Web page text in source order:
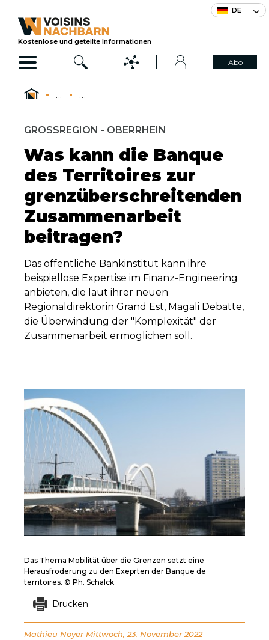
DE
Kostenlose und geteilte Informationen
Abo
... ...
GROSSREGION - OBERRHEIN
Was kann die Banque
des Territoires zur
grenzüberschreitenden
Zusammenarbeit
beitragen?
Das öffentliche Bankinstitut kann ihre
beispiellose Expertise im Finanz-Engineering
anbieten, die laut ihrer neuen
Regionaldirektorin Grand Est, Magali Debatte,
die Überwindung der "Komplexität" der
Zusammenarbeit ermöglichen soll.
Das Thema Mobilität über die Grenzen setzt eine
Herausfroderung zu den Exeprten der Banque de
territoires. © Ph. Schalck
Drucken
Mathieu Noyer Mittwoch, 23. November 2022